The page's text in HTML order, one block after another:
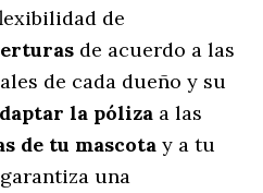
de
de acuerdo a las
de cada dueño y su
la póliza a las
de tu mascota y a tu
una